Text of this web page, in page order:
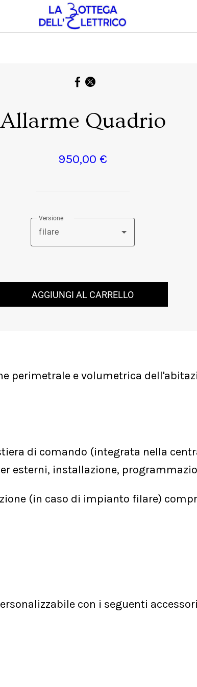
Allarme Quadrio
950,00 €
Versione
filare
AGGIUNGI AL CARRELLO
perimetrale e volumetrica
di comando (integrata nella
esterni, installazione,
(in caso di impianto filare)
con i seguenti